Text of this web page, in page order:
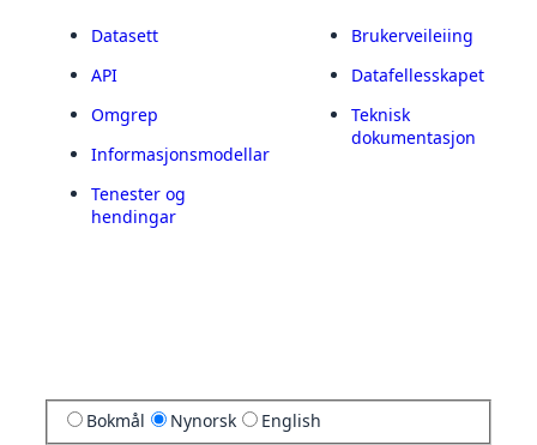
Datasett
API
Omgrep
Informasjonsmodellar
Tenester og
hendingar
Brukerveileiing
Datafellesskapet
Teknisk
dokumentasjon
Bokmål Nynorsk English